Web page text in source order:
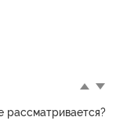
рассматривается?